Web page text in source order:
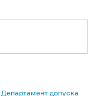
Департамент допуска